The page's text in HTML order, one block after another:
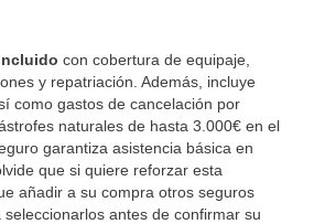
con cobertura de equipaje,
y repatriación. Además, incluye
como gastos de cancelación por
naturales de hasta 3.000€ en el
garantiza asistencia básica en
que si quiere reforzar esta
añadir a su compra otros seguros
antes de confirmar su